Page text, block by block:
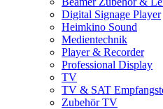
Digital Signage Player
Heimkino Sound
Medientechnik
Player & Recorder
Professional Display
TV
TV & SAT
Zubehör TV